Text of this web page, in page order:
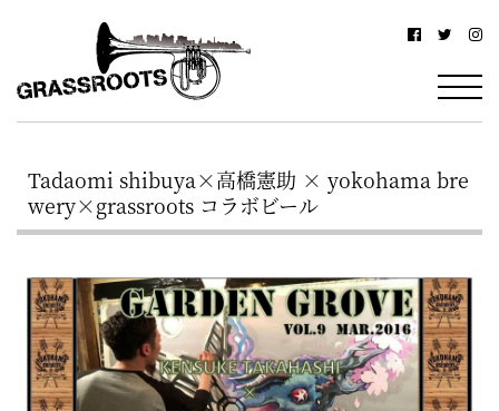
浜
グ
ス
ル
ー
ツ
–
駅
北
西
口
か
ら
徒
歩
約
Tadaomi shibuya×高橋憲助 × yokohama bre
wery×grassroots コラボビール